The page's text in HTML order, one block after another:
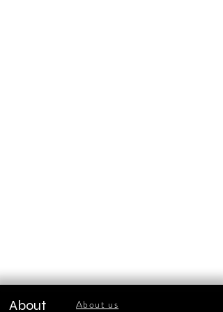
About
About us